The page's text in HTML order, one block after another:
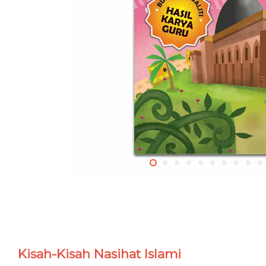
Kisah-Kisah Nasihat Islami